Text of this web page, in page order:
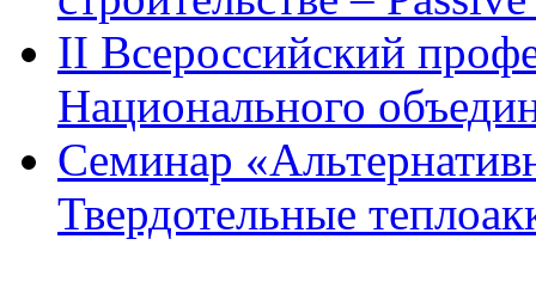
II Всероссийский
Национального
Семинар
Твердотельные